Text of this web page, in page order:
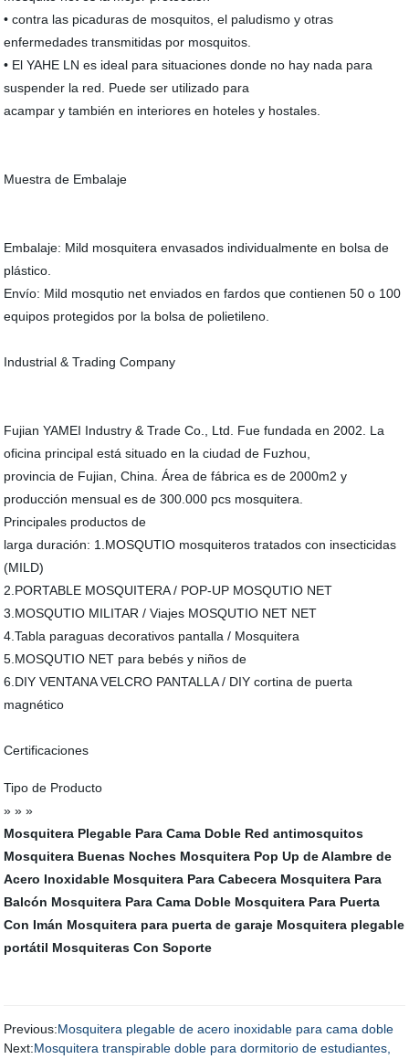
• contra las picaduras de mosquitos, el paludismo y otras
enfermedades transmitidas por mosquitos.
• El YAHE LN es ideal para situaciones donde no hay nada para
suspender la red. Puede ser utilizado para
acampar y también en interiores en hoteles y hostales.
Muestra de Embalaje
Embalaje: Mild mosquitera envasados individualmente en bolsa de
plástico.
Envío: Mild mosqutio net enviados en fardos que contienen 50 o 100
equipos protegidos por la bolsa de polietileno.
Industrial & Trading Company
Fujian YAMEI Industry & Trade Co., Ltd. Fue fundada en 2002. La
oficina principal está situado en la ciudad de Fuzhou,
provincia de Fujian, China. Área de fábrica es de 2000m2 y
producción mensual es de 300.000 pcs mosquitera.
Principales productos de
larga duración: 1.MOSQUTIO mosquiteros tratados con insecticidas
(MILD)
2.PORTABLE MOSQUITERA / POP-UP MOSQUTIO NET
3.MOSQUTIO MILITAR / Viajes MOSQUTIO NET NET
4.Tabla paraguas decorativos pantalla / Mosquitera
5.MOSQUTIO NET para bebés y niños de
6.DIY VENTANA VELCRO PANTALLA / DIY cortina de puerta
magnético
Certificaciones
Tipo de Producto
» » »
Mosquitera Plegable Para Cama Doble Red antimosquitos
Mosquitera Buenas Noches Mosquitera Pop Up de Alambre de
Acero Inoxidable Mosquitera Para Cabecera Mosquitera Para
Balcón Mosquitera Para Cama Doble Mosquitera Para Puerta
Con Imán Mosquitera para puerta de garaje Mosquitera plegable
portátil Mosquiteras Con Soporte
Previous:Mosquitera plegable de acero inoxidable para cama doble
Next:Mosquitera transpirable doble para dormitorio de estudiantes,